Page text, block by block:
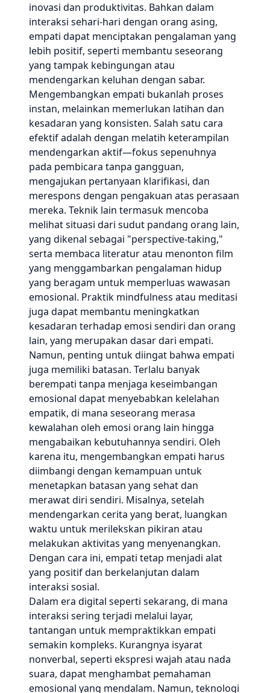
inovasi dan produktivitas. Bahkan dalam
interaksi sehari-hari dengan orang asing,
empati dapat menciptakan pengalaman yang
lebih positif, seperti membantu seseorang
yang tampak kebingungan atau
mendengarkan keluhan dengan sabar.
Mengembangkan empati bukanlah proses
instan, melainkan memerlukan latihan dan
kesadaran yang konsisten. Salah satu cara
efektif adalah dengan melatih keterampilan
mendengarkan aktif—fokus sepenuhnya
pada pembicara tanpa gangguan,
mengajukan pertanyaan klarifikasi, dan
merespons dengan pengakuan atas perasaan
mereka. Teknik lain termasuk mencoba
melihat situasi dari sudut pandang orang lain,
yang dikenal sebagai "perspective-taking,"
serta membaca literatur atau menonton film
yang menggambarkan pengalaman hidup
yang beragam untuk memperluas wawasan
emosional. Praktik mindfulness atau meditasi
juga dapat membantu meningkatkan
kesadaran terhadap emosi sendiri dan orang
lain, yang merupakan dasar dari empati.
Namun, penting untuk diingat bahwa empati
juga memiliki batasan. Terlalu banyak
berempati tanpa menjaga keseimbangan
emosional dapat menyebabkan kelelahan
empatik, di mana seseorang merasa
kewalahan oleh emosi orang lain hingga
mengabaikan kebutuhannya sendiri. Oleh
karena itu, mengembangkan empati harus
diimbangi dengan kemampuan untuk
menetapkan batasan yang sehat dan
merawat diri sendiri. Misalnya, setelah
mendengarkan cerita yang berat, luangkan
waktu untuk merilekskan pikiran atau
melakukan aktivitas yang menyenangkan.
Dengan cara ini, empati tetap menjadi alat
yang positif dan berkelanjutan dalam
interaksi sosial.
Dalam era digital seperti sekarang, di mana
interaksi sering terjadi melalui layar,
tantangan untuk mempraktikkan empati
semakin kompleks. Kurangnya isyarat
nonverbal, seperti ekspresi wajah atau nada
suara, dapat menghambat pemahaman
emosional yang mendalam. Namun, teknologi